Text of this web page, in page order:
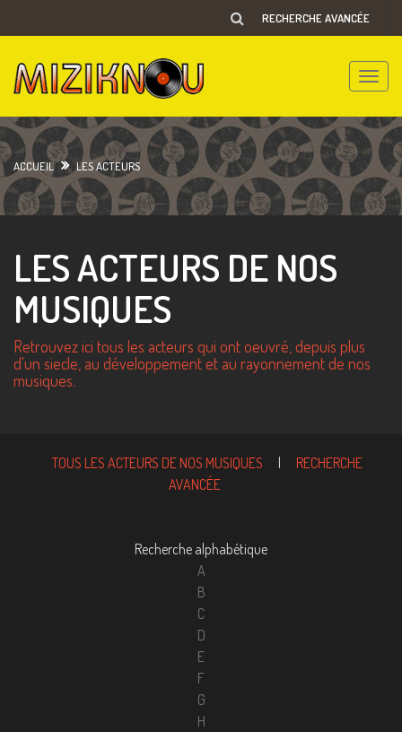
RECHERCHE AVANCÉE
Toggle
ACCUEIL LES ACTEURS
LES ACTEURS DE NOS
MUSIQUES
Retrouvez ici tous les acteurs qui ont oeuvré, depuis plus
d'un siecle, au développement et au rayonnement de nos
musiques.
TOUS LES ACTEURS DE NOS MUSIQUES
RECHERCHE
AVANCÉE
Recherche alphabétique
A
B
C
D
E
F
G
H